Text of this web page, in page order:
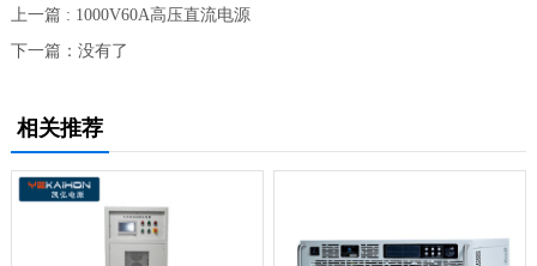
上一篇 : 1000V60A高压直流电源
下一篇：没有了
相关推荐